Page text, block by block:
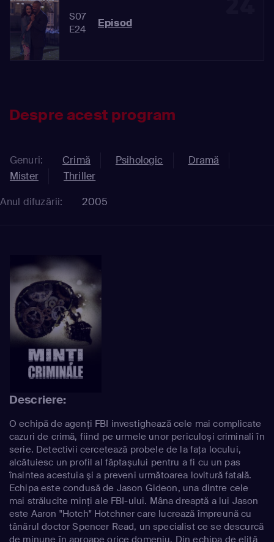
S07
E24
Episod
Despre acest program
Genuri: Crimă Psihologic
Dramă
Mister
Thriller
Anul difuzării:
2005
Descriere:
O echipă de agenţi FBI investighează cele mai complicate
cazuri de crimă, fiind pe urmele unor periculoşi criminali în
serie. Detectivii cercetează probele de la faţa locului,
alcătuiesc un profil al făptaşului pentru a fi cu un pas
înaintea acestuia şi a preveni următoarea lovitură fatală.
Echipa este condusă de Jason Gideon, una dintre cele
mai strălucite minţi ale FBI-ului. Mâna dreaptă a lui Jason
este Aaron "Hotch" Hotchner care lucrează împreună cu
tânărul doctor Spencer Read, un specialist ce se descurcă
de minune în aproape orice domeniu. Din echipa de elită